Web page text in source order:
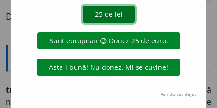
Definiția cu ID-ul 809738:
Explicative DEX
trunchiu
corpul unui arbore fără crăci, tulpină
neramificată;
scaunul măcelarului și scaunul de
Am donat deja.